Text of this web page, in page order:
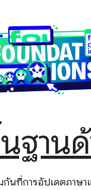
ฐาน
กันที่การอัปเดตภาษ